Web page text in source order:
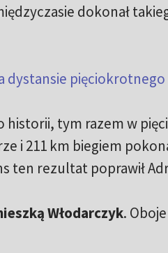
dokonał
dystansie
historii, tym razem w
i 211 km biegiem
ten rezultat poprawił
Włodarczyk.